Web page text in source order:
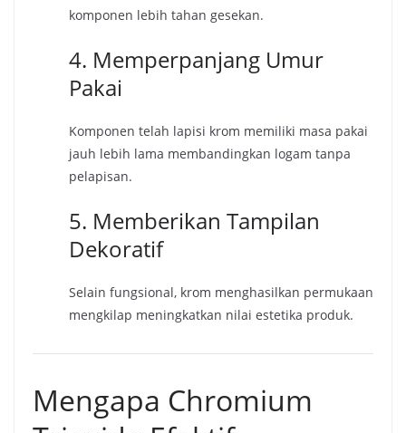
komponen lebih tahan gesekan.
4. Memperpanjang Umur
Pakai
Komponen telah lapisi krom memiliki masa pakai
jauh lebih lama membandingkan logam tanpa
pelapisan.
5. Memberikan Tampilan
Dekoratif
Selain fungsional, krom menghasilkan permukaan
mengkilap meningkatkan nilai estetika produk.
Mengapa Chromium